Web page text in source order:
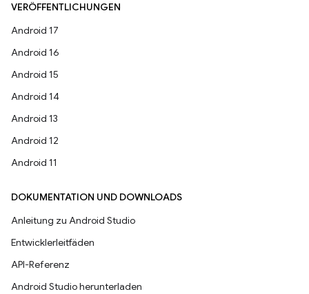
VERÖFFENTLICHUNGEN
Android 17
Android 16
Android 15
Android 14
Android 13
Android 12
Android 11
DOKUMENTATION UND DOWNLOADS
Anleitung zu Android Studio
Entwicklerleitfäden
API-Referenz
Android Studio herunterladen